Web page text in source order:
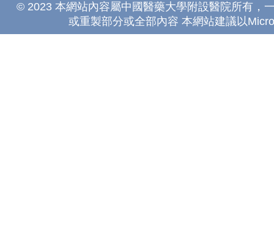
© 2023 本網站內容屬中國醫藥大學附設醫院所有，
或重製部分或全部內容 本網站建議以